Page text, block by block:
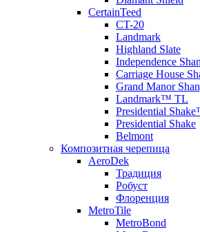
CertainTeed
CT-20
Landmark
Highland Slate
Independence
Carriage House
Grand Manor
Landmark™ TL
Presidential
Presidential Shake
Belmont
Композитная черепица
AeroDek
Традиция
Робуст
Флоренция
MetroTile
MetroBond